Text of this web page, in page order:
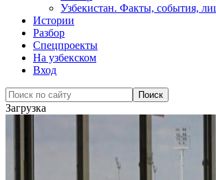
Узбекистан. Факты, события,
Истории
Разбор
Спецпроекты
На узбекском
Вход
Загрузка